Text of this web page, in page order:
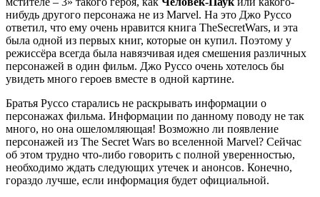
нибудь другого персонажа не из Marvel. На это Джо Руссо
ответил, что ему очень нравится книга TheSecretWars, и эта
была одной из первых книг, которые он купил. Поэтому у
режиссёра всегда была навязчивая идея смешения различных
персонажей в один фильм. Джо Руссо очень хотелось бы
увидеть много героев вместе в одной картине.
Братья Руссо старались не раскрывать информации о
персонажах фильма. Информации по данному поводу не так
много, но она ошеломляющая! Возможно ли появление
персонажей из The Secret Wars во вселенной Marvel? Сейчас
об этом трудно что-либо говорить с полной уверенностью,
необходимо ждать следующих утечек и анонсов. Конечно,
гораздо лучше, если информация будет официальной.